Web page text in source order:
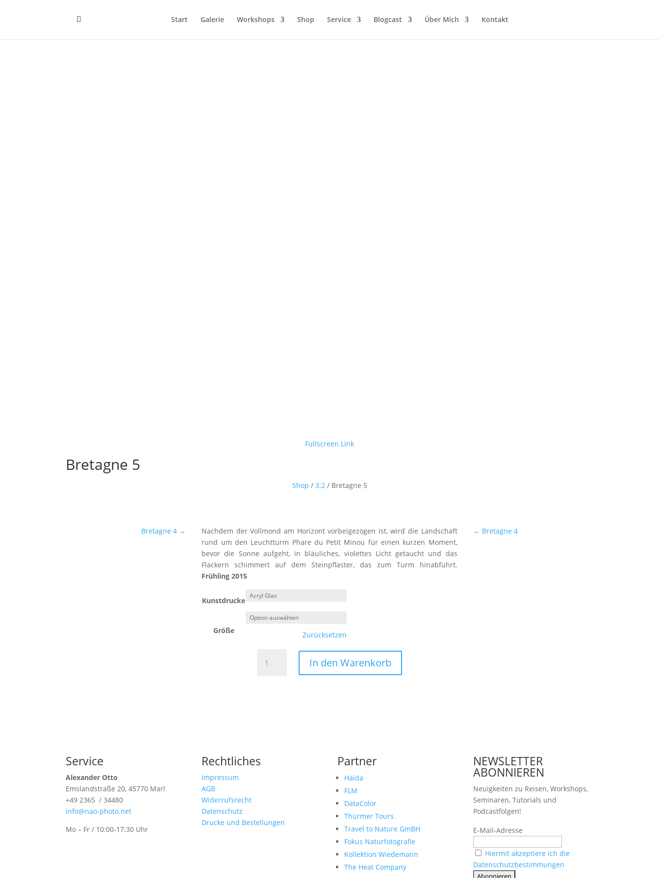
Start Galerie Workshops Shop Service Blogcast Über Mich Kontakt
Fullscreen Link
Bretagne 5
Shop / 3:2/ Bretagne 5
Bretagne 4 →
Nachdem der Vollmond am Horizont vorbeigezogen ist, wird die Landschaft
rund um den Leuchtturm Phare du Petit Minou für einen kurzen Moment,
bevor die Sonne aufgeht, in bläuliches, violettes Licht getaucht und das
Flackern schimmert auf dem Steinpflaster, das zum Turm hinabführt.
Frühling 2015
Kunstdrucke
Größe Zurücksetzen
In den Warenkorb
← Bretagne 4
Service
Alexander Otto
Emslandstraße 20, 45770 Marl
+49 2365 / 34480
info@nao-photo.net
Mo – Fr / 10:00-17:30 Uhr
Rechtliches
Impressum
AGB
Widerrufsrecht
Datenschutz
Drucke und Bestellungen
Partner
Haida
FLM
DataColor
Thürmer Tours
Travel to Nature GmBH
Fokus Naturfotografie
Kollektion Wiedemann
The Heat Company
NEWSLETTER
ABONNIEREN
Neuigkeiten zu Reisen, Workshops,
Seminaren, Tutorials und
Podcastfolgen!
E-Mail-Adresse
Hiermit akzeptiere ich die
Datenschutzbestimmungen